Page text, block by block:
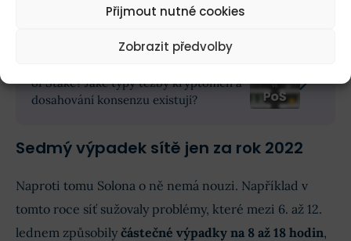
Přijmout nutné cookies
Zobrazit předvolby
nezaznamenala.
of Stake? Jaké typy těžby kryptoměn a
dosahování konsenzu existují?
Sedmý výpadek sítě jen za rok 2022
Naproti tomu Solona o ně nemá nouzi. Například v
tomto roce síť sužovaly problémy, které mezi 6. až 12.
lednem způsobily částečné výpadky na 8 až 18 hodin,